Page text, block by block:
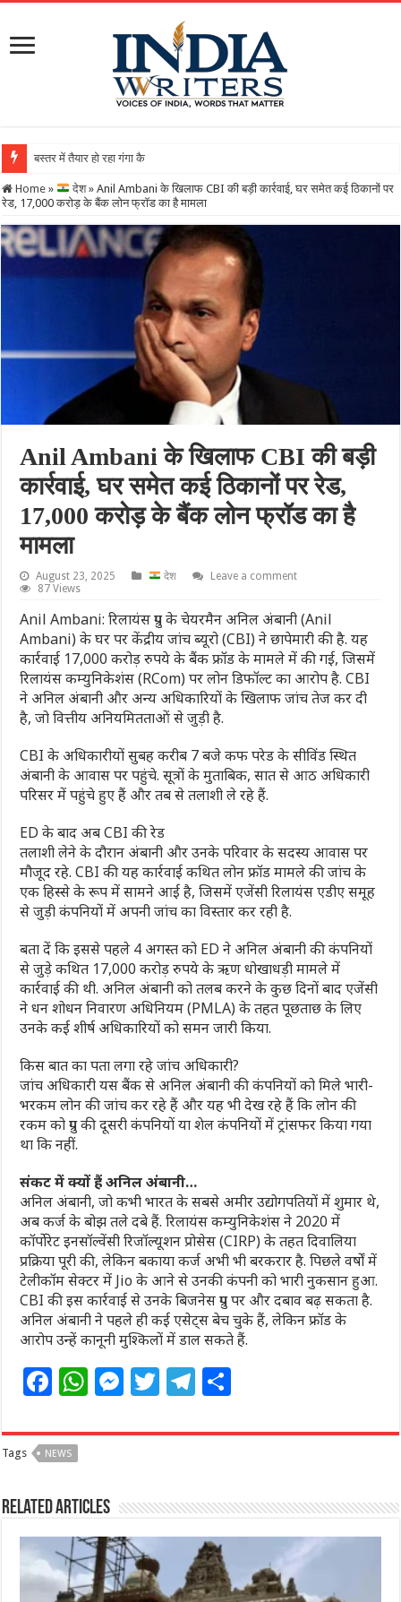
बस्तर में तैयार हो रहा गंगा कैलाशनाथ चतुर्मुख शिवालय : महाशिव
Home » देश » Anil Ambani के खिलाफ CBI की बड़ी कार्रवाई, घर समेत कई ठिकानों पर
रेड, 17,000 करोड़ के बैंक लोन फ्रॉड का है मामला
Anil Ambani के खिलाफ CBI की बड़ी
कार्रवाई, घर समेत कई ठिकानों पर रेड,
17,000 करोड़ के बैंक लोन फ्रॉड का है
मामला
August 23, 2025 देश
Leave a comment
87 Views
Anil Ambani: रिलायंस ग्रुप के चेयरमैन अनिल अंबानी (Anil
Ambani) के घर पर केंद्रीय जांच ब्यूरो (CBI) ने छापेमारी की है. यह
कार्रवाई 17,000 करोड़ रुपये के बैंक फ्रॉड के मामले में की गई, जिसमें
रिलायंस कम्युनिकेशंस (RCom) पर लोन डिफॉल्ट का आरोप है. CBI
ने अनिल अंबानी और अन्य अधिकारियों के खिलाफ जांच तेज कर दी
है, जो वित्तीय अनियमितताओं से जुड़ी है.
CBI के अधिकारीयों सुबह करीब 7 बजे कफ परेड के सीविंड स्थित
अंबानी के आवास पर पहुंचे. सूत्रों के मुताबिक, सात से आठ अधिकारी
परिसर में पहुंचे हुए हैं और तब से तलाशी ले रहे हैं.
ED के बाद अब CBI की रेड
तलाशी लेने के दौरान अंबानी और उनके परिवार के सदस्य आवास पर
मौजूद रहे. CBI की यह कार्रवाई कथित लोन फ्रॉड मामले की जांच के
एक हिस्से के रूप में सामने आई है, जिसमें एजेंसी रिलायंस एडीए समूह
से जुड़ी कंपनियों में अपनी जांच का विस्तार कर रही है.
बता दें कि इससे पहले 4 अगस्त को ED ने अनिल अंबानी की कंपनियों
से जुड़े कथित 17,000 करोड़ रुपये के ऋण धोखाधड़ी मामले में
कार्रवाई की थी. अनिल अंबानी को तलब करने के कुछ दिनों बाद एजेंसी
ने धन शोधन निवारण अधिनियम (PMLA) के तहत पूछताछ के लिए
उनके कई शीर्ष अधिकारियों को समन जारी किया.
किस बात का पता लगा रहे जांच अधिकारी?
जांच अधिकारी यस बैंक से अनिल अंबानी की कंपनियों को मिले भारी-
भरकम लोन की जांच कर रहे हैं और यह भी देख रहे हैं कि लोन की
रकम को ग्रुप की दूसरी कंपनियों या शेल कंपनियों में ट्रांसफर किया गया
था कि नहीं.
संकट में क्यों हैं अनिल अंबानी…
अनिल अंबानी, जो कभी भारत के सबसे अमीर उद्योगपतियों में शुमार थे,
अब कर्ज के बोझ तले दबे हैं. रिलायंस कम्युनिकेशंस ने 2020 में
कॉर्पोरेट इनसॉल्वेंसी रिजॉल्यूशन प्रोसेस (CIRP) के तहत दिवालिया
प्रक्रिया पूरी की, लेकिन बकाया कर्ज अभी भी बरकरार है. पिछले वर्षों में
टेलीकॉम सेक्टर में Jio के आने से उनकी कंपनी को भारी नुकसान हुआ.
CBI की इस कार्रवाई से उनके बिजनेस ग्रुप पर और दबाव बढ़ सकता है.
अनिल अंबानी ने पहले ही कई एसेट्स बेच चुके हैं, लेकिन फ्रॉड के
आरोप उन्हें कानूनी मुश्किलों में डाल सकते हैं.
F
c
e
b
o
o
k
W
at
A
p
p
M
ss
n
g
e
r
T
itt
r
T
e
ra
m
ar
Tags NEWS
Related Articles